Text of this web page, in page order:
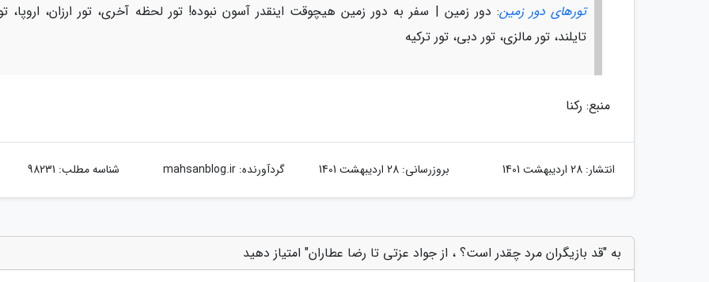
تورهای دور زمین: دور زمین | سفر به دور زمین هیچوقت اینقدر آسون نبوده! تور لحظه آخری، تور ارزان، اروپا،
تایلند، تور مالزی، تور دبی، تور ترکیه
منبع: رکنا
انتشار: 28 اردیبهشت 1401 بروزرسانی: 28 اردیبهشت 1401 گردآورنده:mahsanblog.ir شناسه مطلب: 98231
به "قد بازیگران مرد چقدر است؟ ، از جواد عزتی تا رضا عطاران" امتیاز دهید